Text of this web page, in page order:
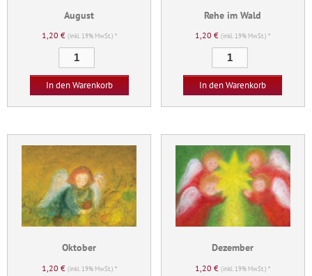
August
1,20 € (inkl. 19% MwSt.) *
Menge
In den Warenkorb
Rehe im Wald
1,20€ (inkl. 19% MwSt.) *
im
Wald
In den Warenkorb
Oktober
1,20 € (inkl. 19% MwSt.) *
Dezember
1,20€ (inkl. 19% MwSt.) *